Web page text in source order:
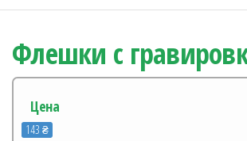
Флешки с
Цена
143 ₴